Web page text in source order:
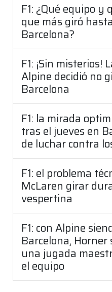
F1: ¿Qué equipo
que más giró
Barcelona?
F1: ¡Sin misterios!
Alpine decidió no
Barcelona
F1: la mirada
tras el jueves en
de luchar contra
F1: el problema
McLaren girar
vespertina
F1: con Alpine
Barcelona,
una jugada
el equipo